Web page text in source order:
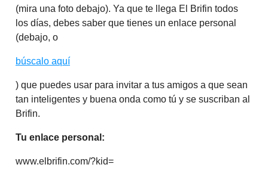
(mira una foto debajo). Ya que te llega El Brifin todos
los días, debes saber que tienes un enlace personal
(debajo, o
búscalo aquí
) que puedes usar para invitar a tus amigos a que sean
tan inteligentes y buena onda como tú y se suscriban al
Brifin.
Tu enlace personal:
www.elbrifin.com/?kid=